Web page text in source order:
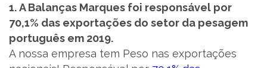
1. A Balanças Marques foi responsável por
70,1% das exportações do setor da pesagem
português em 2019.
A nossa empresa tem Peso nas exportações